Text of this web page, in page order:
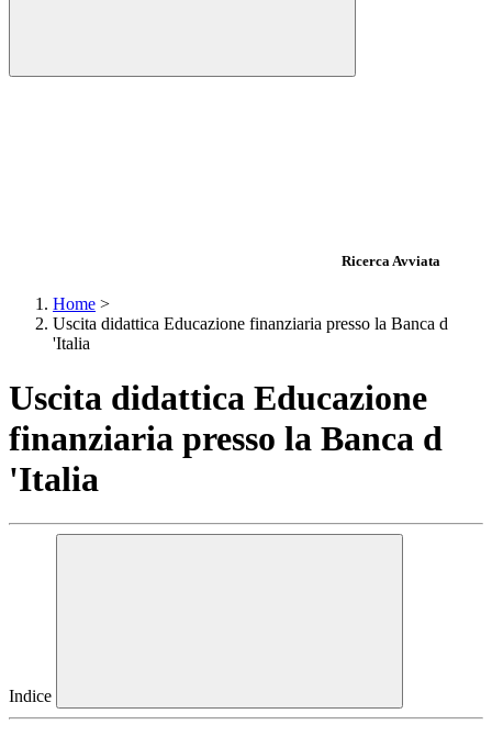
Ricerca Avviata
Home >
Uscita didattica Educazione finanziaria presso la Banca d
'Italia
Uscita didattica Educazione
finanziaria presso la Banca d
'Italia
Indice